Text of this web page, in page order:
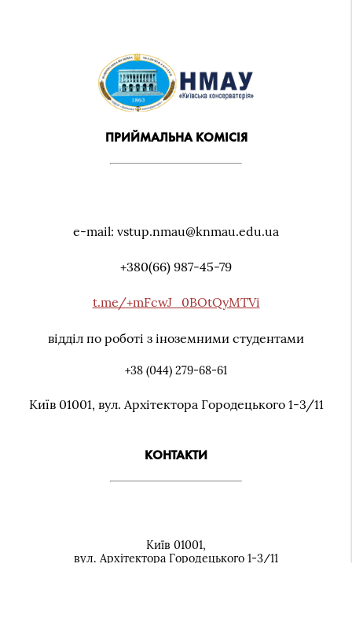
ПРИЙМАЛЬНА КОМІСІЯ
e-mail: vstup.nmau@knmau.edu.ua
+380(66) 987-45-79
t.me/+mFcwJ_0BOtQyMTVi
відділ по роботі з іноземними студентами
+38 (044) 279-68-61
Київ 01001, вул. Архiтектора Городецького 1-3/11
КОНТАКТИ
Київ 01001,
вул. Архiтектора Городецького 1-3/11